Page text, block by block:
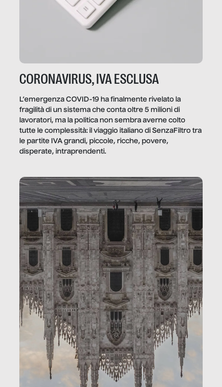
CORONAVIRUS, IVA ESCLUSA
L’emergenza COVID-19 ha finalmente rivelato la
fragilità di un sistema che conta oltre 5 milioni di
lavoratori, ma la politica non sembra averne colto
tutte le complessità: il viaggio italiano di SenzaFiltro tra
le partite IVA grandi, piccole, ricche, povere,
disperate, intraprendenti.